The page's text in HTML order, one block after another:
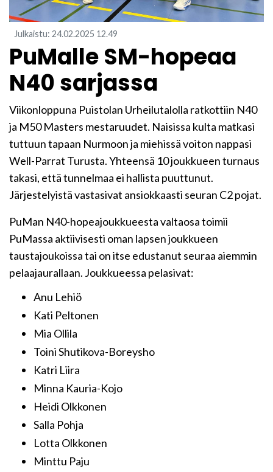
Julkaistu: 24.02.2025 12.49
​PuMalle SM-hopeaa
N40 sarjassa
Viikonloppuna Puistolan Urheilutalolla ratkottiin N40
ja M50 Masters mestaruudet. Naisissa kulta matkasi
tuttuun tapaan Nurmoon ja miehissä voiton nappasi
Well-Parrat Turusta. Yhteensä 10 joukkueen turnaus
takasi, että tunnelmaa ei hallista puuttunut.
Järjestelyistä vastasivat ansiokkaasti seuran C2 pojat.
PuMan N40-hopeajoukkueesta valtaosa toimii
PuMassa aktiivisesti oman lapsen joukkueen
taustajoukoissa tai on itse edustanut seuraa aiemmin
pelaajaurallaan. Joukkueessa pelasivat:
Anu Lehiö
Kati Peltonen
Mia Ollila
Toini Shutikova-Boreysho
Katri Liira
Minna Kauria-Kojo
Heidi Olkkonen
Salla Pohja
Lotta Olkkonen
Minttu Paju